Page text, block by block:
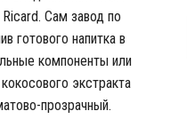
Сам завод по
готового напитка в
компоненты или
экстракта
прозрачный.